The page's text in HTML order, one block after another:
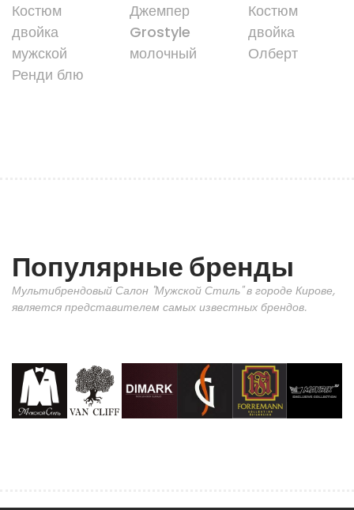
Костюм
двойка
мужской
Ренди блю
Джемпер
Grostyle
молочный
Костюм
двойка
Олберт
Популярные бренды
Мультибрендовый Салон "Мужской Стиль" в городе Кирове,
является представителем самых известных брендов.